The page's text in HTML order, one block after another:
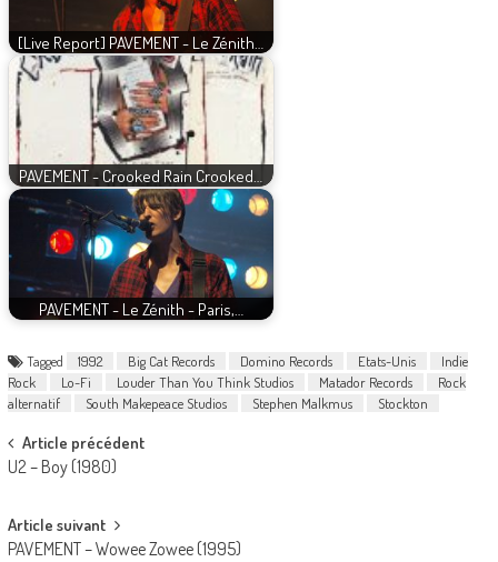
[Live Report] PAVEMENT - Le Zénith…
PAVEMENT - Crooked Rain Crooked…
PAVEMENT - Le Zénith - Paris,…
Tagged 1992 Big Cat Records Domino Records Etats-Unis
Indie
Rock
Lo-Fi Louder Than You Think Studios Matador Records
Rock
alternatif
South Makepeace Studios Stephen Malkmus Stockton
Post
navigation
Article précédent
U2 – Boy (1980)
Article suivant
PAVEMENT – Wowee Zowee (1995)